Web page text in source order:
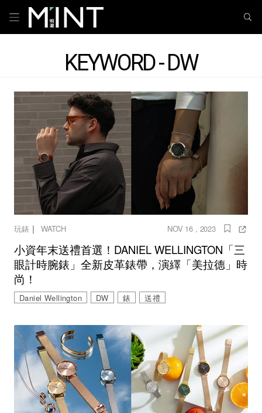
KEYWORD - DW
玩錶 ｜ WATCH NOV 16 , 2023
小資年末送禮首選！DANIEL WELLINGTON「三
眼計時腕錶」全新皮革錶帶，演繹「美拉德」時
尚！
Daniel Wellington DW 錶 送禮